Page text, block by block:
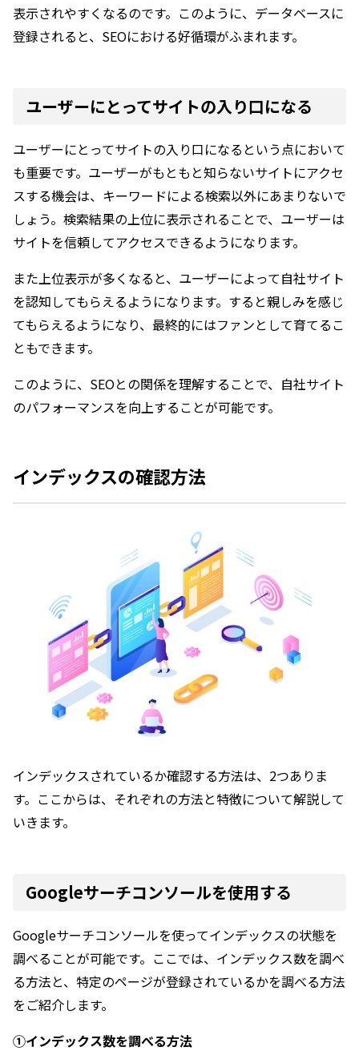
表示されやすくなるのです。このように、データベースに
登録されると、SEOにおける好循環がふまれます。
ユーザーにとってサイトの入り口になる
ユーザーにとってサイトの入り口になるという点において
も重要です。ユーザーがもともと知らないサイトにアクセ
スする機会は、キーワードによる検索以外にあまりないで
しょう。検索結果の上位に表示されることで、ユーザーは
サイトを信頼してアクセスできるようになります。
また上位表示が多くなると、ユーザーによって自社サイト
を認知してもらえるようになります。すると親しみを感じ
てもらえるようになり、最終的にはファンとして育てるこ
ともできます。
このように、SEOとの関係を理解することで、自社サイト
のパフォーマンスを向上することが可能です。
インデックスの確認方法
インデックスされているか確認する方法は、2つありま
す。ここからは、それぞれの方法と特徴について解説して
いきます。
Googleサーチコンソールを使用する
Googleサーチコンソールを使ってインデックスの状態を
調べることが可能です。ここでは、インデックス数を調べ
る方法と、特定のページが登録されているかを調べる方法
をご紹介します。
①インデックス数を調べる方法